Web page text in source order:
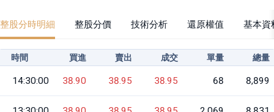
整股分時明細 整股分價 技術分析 還原權值 基本資
時間 買進 賣出 成交 單量 總量
14:30:00 38.90 38.95 38.95 68 8,899